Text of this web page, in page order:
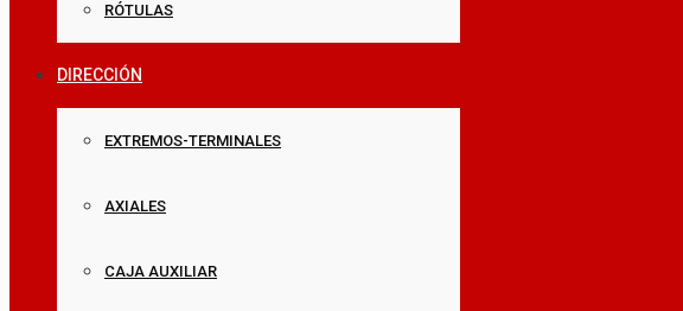
RÓTULAS
DIRECCIÓN
EXTREMOS-TERMINALES
AXIALES
CAJA AUXILIAR